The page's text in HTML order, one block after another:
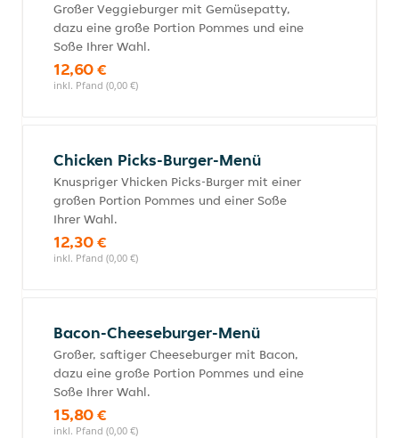
Großer Veggieburger mit Gemüsepatty,
dazu eine große Portion Pommes und eine
Soße Ihrer Wahl.
12,60 €
inkl. Pfand (0,00 €)
Chicken Picks-Burger-Menü
Knuspriger Vhicken Picks-Burger mit einer
großen Portion Pommes und einer Soße
Ihrer Wahl.
12,30 €
inkl. Pfand (0,00 €)
Bacon-Cheeseburger-Menü
Großer, saftiger Cheeseburger mit Bacon,
dazu eine große Portion Pommes und eine
Soße Ihrer Wahl.
15,80 €
inkl. Pfand (0,00 €)